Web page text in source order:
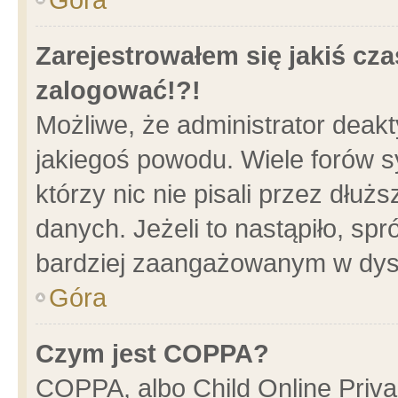
Zarejestrowałem się jakiś
zalogować!?!
Możliwe, że administrator
jakiegoś powodu. Wiele forów
którzy nic nie pisali przez
danych. Jeżeli to nastąpiło,
bardziej zaangażowanym w
Góra
Czym jest COPPA?
COPPA, albo Child Online